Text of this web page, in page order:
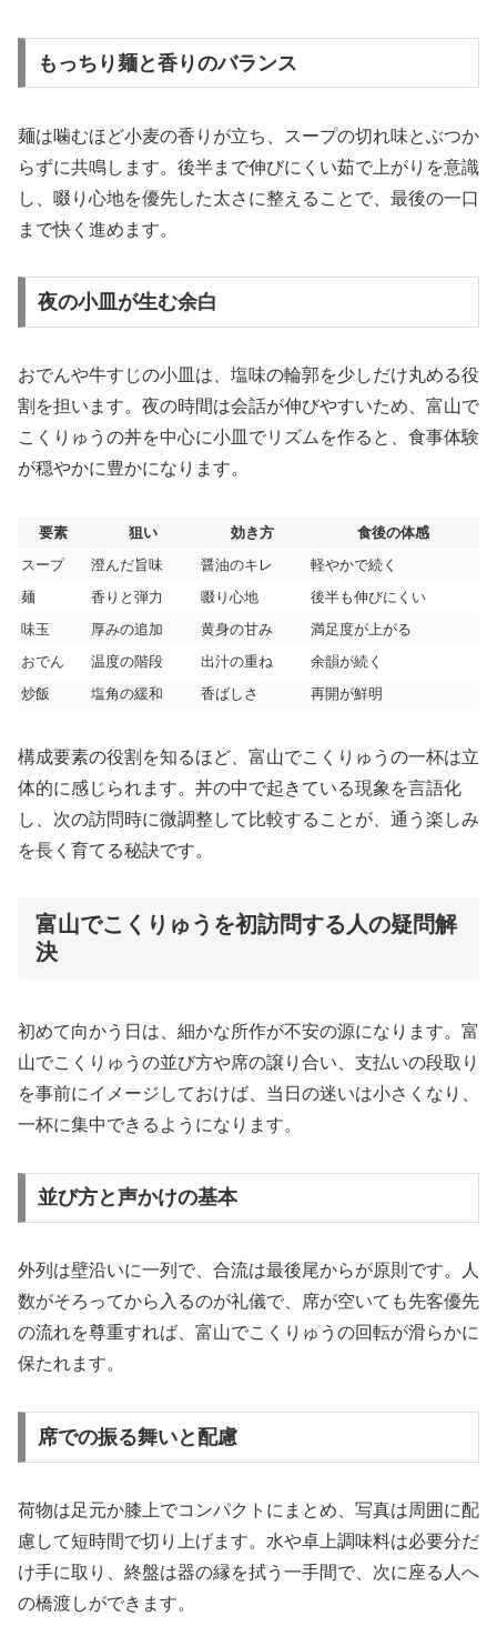
もっちり麺と香りのバランス
麺は噛むほど小麦の香りが立ち、スープの切れ味とぶつか
らずに共鳴します。後半まで伸びにくい茹で上がりを意識
し、啜り心地を優先した太さに整えることで、最後の一口
まで快く進めます。
夜の小皿が生む余白
おでんや牛すじの小皿は、塩味の輪郭を少しだけ丸める役
割を担います。夜の時間は会話が伸びやすいため、富山で
こくりゅうの丼を中心に小皿でリズムを作ると、食事体験
が穏やかに豊かになります。
要素 狙い 効き方
食後の体感
スープ
澄んだ旨味 醤油のキレ
軽やかで続く
麺
香りと弾力 啜り心地
後半も伸びにくい
味玉
厚みの追加 黄身の甘み
満足度が上がる
おでん
温度の階段 出汁の重ね
余韻が続く
炒飯
塩角の緩和 香ばしさ 再開が鮮明
構成要素の役割を知るほど、富山でこくりゅうの一杯は立
体的に感じられます。丼の中で起きている現象を言語化
し、次の訪問時に微調整して比較することが、通う楽しみ
を長く育てる秘訣です。
富山でこくりゅうを初訪問する人の疑問解
決
初めて向かう日は、細かな所作が不安の源になります。富
山でこくりゅうの並び方や席の譲り合い、支払いの段取り
を事前にイメージしておけば、当日の迷いは小さくなり、
一杯に集中できるようになります。
並び方と声かけの基本
外列は壁沿いに一列で、合流は最後尾からが原則です。人
数がそろってから入るのが礼儀で、席が空いても先客優先
の流れを尊重すれば、富山でこくりゅうの回転が滑らかに
保たれます。
席での振る舞いと配慮
荷物は足元か膝上でコンパクトにまとめ、写真は周囲に配
慮して短時間で切り上げます。水や卓上調味料は必要分だ
け手に取り、終盤は器の縁を拭う一手間で、次に座る人へ
の橋渡しができます。